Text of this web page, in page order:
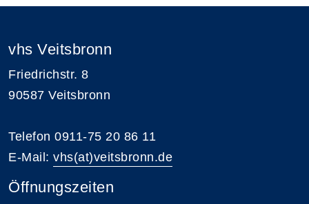
vhs Veitsbronn
Friedrichstr. 8
90587 Veitsbronn
Telefon 0911-75 20 86 11
E-Mail: vhs(at)veitsbronn.de
Öffnungszeiten